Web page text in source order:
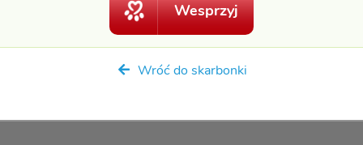
Wesprzyj
Wróć do skarbonki